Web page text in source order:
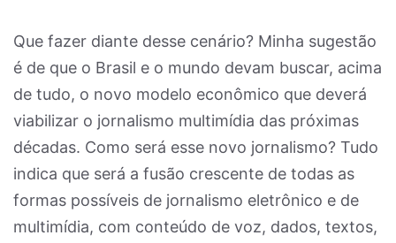
Que fazer diante desse cenário? Minha sugestão
é de que o Brasil e o mundo devam buscar, acima
de tudo, o novo modelo econômico que deverá
viabilizar o jornalismo multimídia das próximas
décadas. Como será esse novo jornalismo? Tudo
indica que será a fusão crescente de todas as
formas possíveis de jornalismo eletrônico e de
multimídia, com conteúdo de voz, dados, textos,